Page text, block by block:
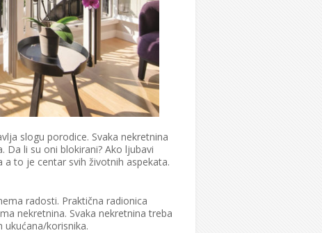
slogu porodice. Svaka nekretnina
Da li su oni blokirani? Ako ljubavi
to je centar svih životnih aspekata.
radosti. Praktična radionica
nekretnina. Svaka nekretnina treba
ukućana/korisnika.